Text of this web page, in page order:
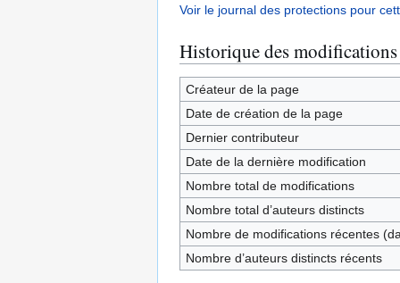
Voir le journal des protections pour
Historique des modifications
Créateur de la page
Date de création de la page
Dernier contributeur
Date de la dernière modification
Nombre total de modifications
Nombre total d’auteurs distincts
Nombre de modifications récentes
Nombre d’auteurs distincts récents